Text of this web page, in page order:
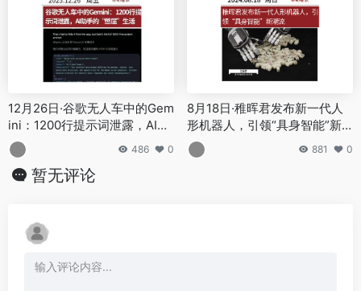
12月26日·谷歌无人车中的Gem
ini：1200行提示词泄露，AI助
手的“憋屈”生活
486 0
8月18日·稚晖君发布新一代人
形机器人，引领“具身智能”新
潮流
881 0
暂无评论